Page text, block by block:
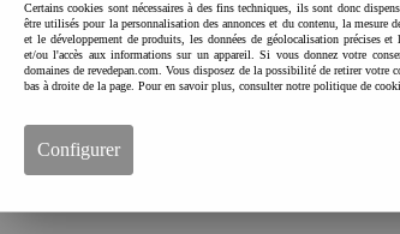
Certains cookies sont nécessaires à des fins techniques, ils sont donc
être utilisés pour la personnalisation des annonces et du contenu, la mesure
et le développement de produits, les données de géolocalisation précises
et/ou l'accès aux informations sur un appareil. Si vous donnez votre
domaines de revedepan.com. Vous disposez de la possibilité de retirer
bas à droite de la page. Pour en savoir plus, consulter notre politique de
Configurer